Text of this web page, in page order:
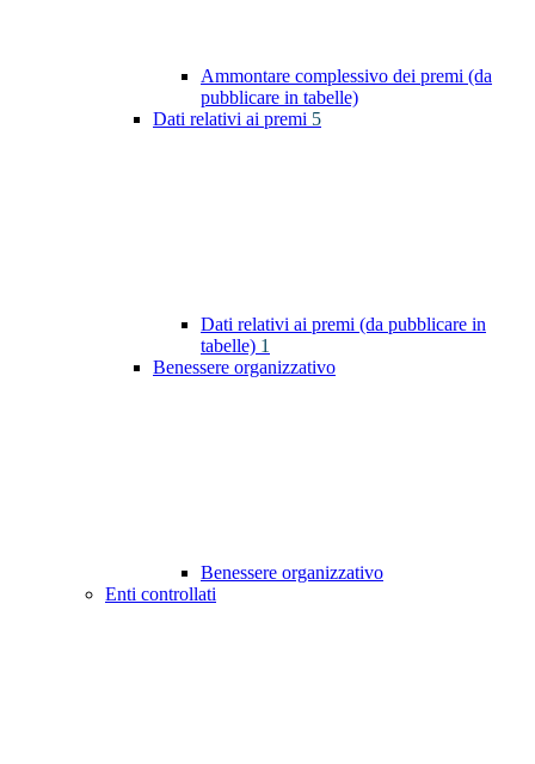
Ammontare complessivo dei premi (da
pubblicare in tabelle)
Dati relativi ai premi 5
Dati relativi ai premi (da pubblicare in
tabelle) 1
Benessere organizzativo
Benessere organizzativo
Enti controllati